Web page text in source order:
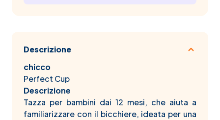
Descrizione
chicco
Perfect Cup
Descrizione
Tazza per bambini dai 12 mesi, che aiuta a
familiarizzare con il bicchiere, ideata per una